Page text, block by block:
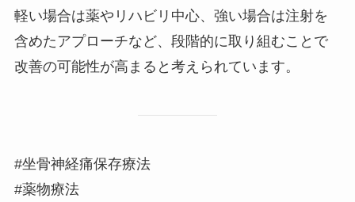
軽い場合は薬やリハビリ中心、強い場合は注射を
含めたアプローチなど、段階的に取り組むことで
改善の可能性が高まると考えられています。
#坐骨神経痛保存療法
#薬物療法